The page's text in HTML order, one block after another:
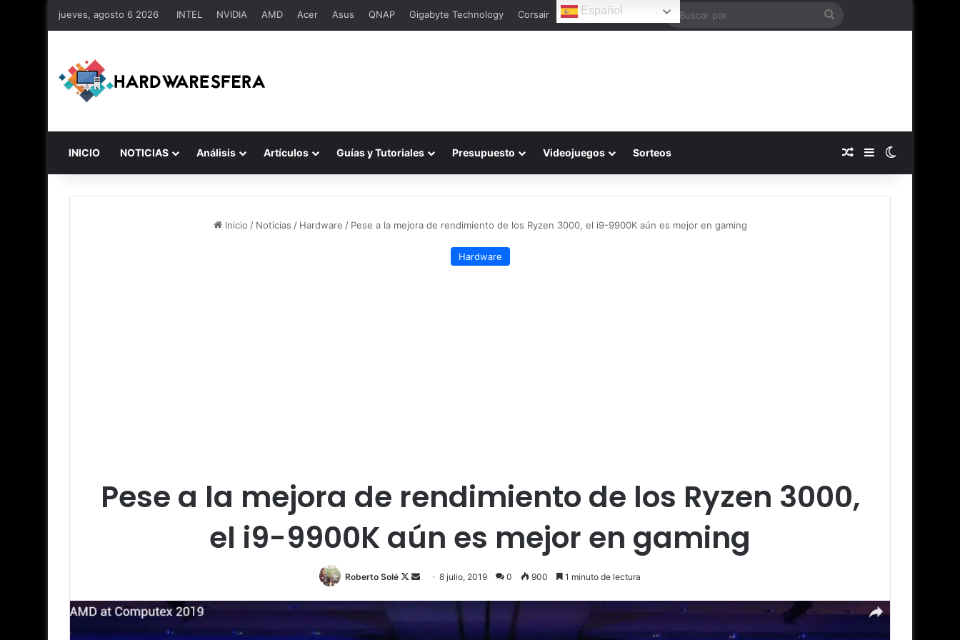
jueves, agosto 6 2026 INTEL NVIDIA AMD Acer Asus QNAP Gigabyte Technology Corsair Español
Buscar
INICIO NOTICIAS Análisis Artículos Guías y Tutoriales Presupuesto Videojuegos Sorteos Publicación al azar
Barra lateral
Inicio / Noticias / Hardware / Pese a la mejora de rendimiento de los Ryzen 3000, el i9-9900K aún es mejor en gaming
Hardware
Pese a la mejora de rendimiento de los Ryzen 3000,
el i9-9900K aún es mejor en gaming
Roberto Solé
F
8 julio, 2019 0 900 1 minuto de lectura